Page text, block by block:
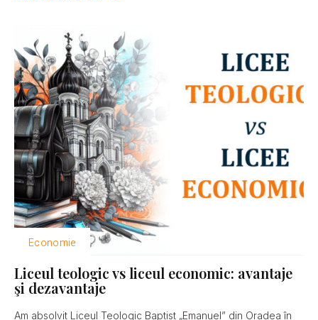
Economie
Liceul teologic vs liceul economic: avantaje
şi dezavantaje
Am absolvit Liceul Teologic Baptist „Emanuel” din Oradea în